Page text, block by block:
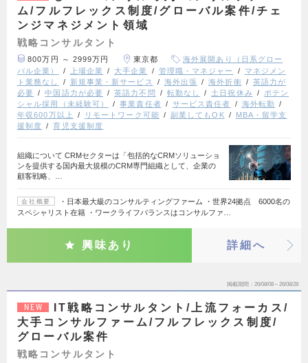
ム/フルフレックス制度/グローバル案件/チェ
ンジマネジメント領域
戦略コンサルタント
800万円 ～ 2999万円 東京都
海外展開あり（日系グロー
バル企業）
上場企業 大手企業 管理職・マネジャー
マネジメン
ト業務なし
新規事業・新サービス 海外出張 海外折衝
英語力が
必要
中国語力が必要 英語力不問 転勤なし 土日祝休み
ポテン
シャル採用（未経験可）
事業責任者 サービス責任者
海外転勤
年収600万以上
リモートワーク可能 副業してもOK
MBA・留学支
援制度
育児支援制度
組織について CRMセクターは「包括的なCRMソリューショ
ンを提供する国内最大規模のCRM専門組織として、企業の
顧客戦略、…
会社概要
・日本最大級のコンサルティングファーム ・世界24拠点 6000名の
スペシャリスト在籍 ・ワークライフバランスはコンサルファ…
興味あり 詳細へ
掲載期間 26/08/08～26/08/28
NEW
IT戦略コンサルタント/上流フォーカス/
大手コンサルファーム/フルフレックス制度/
グローバル案件
戦略コンサルタント